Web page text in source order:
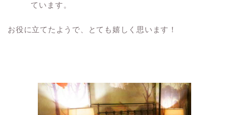
ています。
お役に立てたようで、とても嬉しく思います！